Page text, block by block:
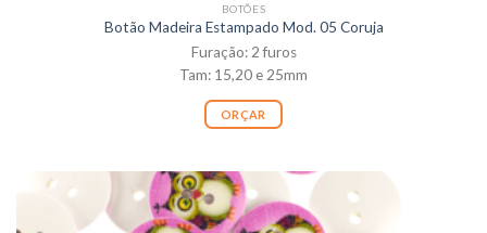
BOTÕES
Botão Madeira Estampado Mod. 05 Coruja
Furação: 2 furos
Tam: 15,20 e 25mm
ORÇAR